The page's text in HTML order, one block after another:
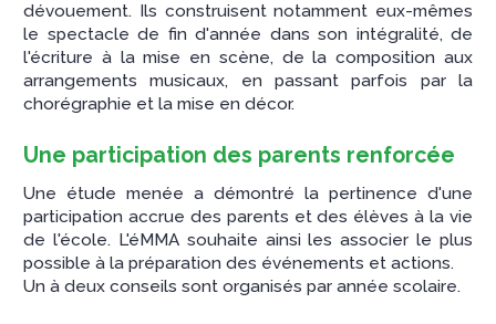
dévouement. Ils construisent notamment eux-mêmes
le spectacle de fin d'année dans son intégralité, de
l'écriture à la mise en scène, de la composition aux
arrangements musicaux, en passant parfois par la
chorégraphie et la mise en décor.
Une participation des parents renforcée
Une étude menée a démontré la pertinence d'une
participation accrue des parents et des élèves à la vie
de l'école. L'éMMA souhaite ainsi les associer le plus
possible à la préparation des événements et actions.
Un à deux conseils sont organisés par année scolaire.